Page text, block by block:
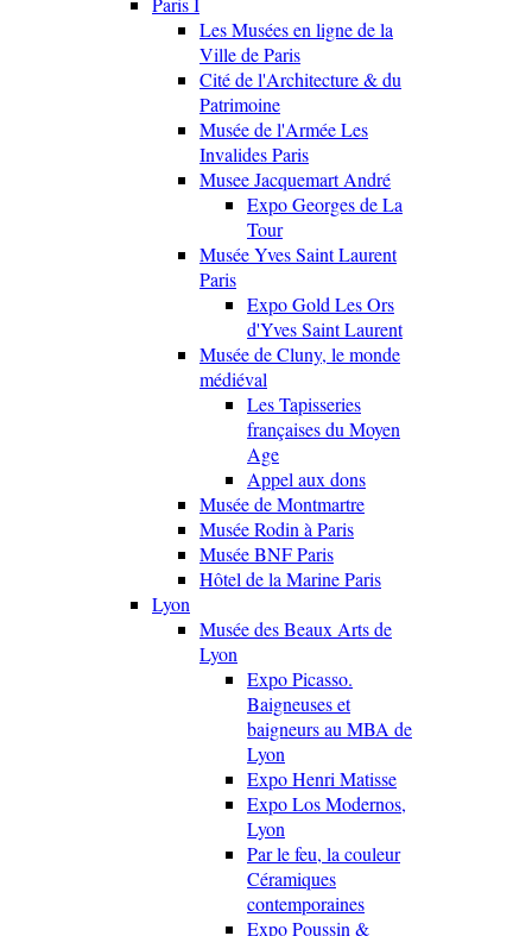
Les Musées en ligne de la
Ville de Paris
Cité de l'Architecture & du
Patrimoine
Musée de l'Armée Les
Invalides Paris
Musee Jacquemart André
Expo Georges de La
Tour
Musée Yves Saint Laurent
Paris
Expo Gold Les Ors
d'Yves Saint Laurent
Musée de Cluny, le monde
médiéval
Les Tapisseries
françaises du Moyen
Age
Appel aux dons
Musée de Montmartre
Musée Rodin à Paris
Musée BNF Paris
Hôtel de la Marine Paris
Lyon
Musée des Beaux Arts de
Lyon
Expo Picasso.
Baigneuses et
baigneurs au MBA de
Lyon
Expo Henri Matisse
Expo Los Modernos,
Lyon
Par le feu, la couleur
Céramiques
contemporaines
Expo Poussin &